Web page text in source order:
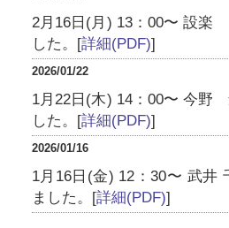
2月16日(月) 13：00〜 設楽
した。[詳細(PDF)]
2026/01/22
1月22日(木) 14：00〜 今野
した。[詳細(PDF)]
2026/01/16
1月16日(金) 12：30〜 武井
ました。[詳細(PDF)]